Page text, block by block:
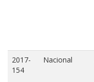
2017-
154
Nacional